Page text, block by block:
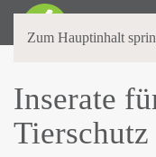
Zum Hauptinhalt
Inserate
Tierschutz